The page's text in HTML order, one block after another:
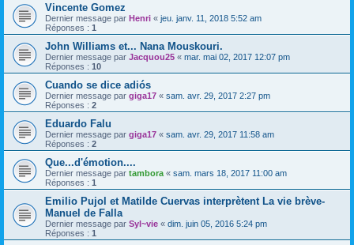
Vincente Gomez
Dernier message par Henri « jeu. janv. 11, 2018 5:52 am
Réponses : 1
John Williams et... Nana Mouskouri.
Dernier message par Jacquou25 « mar. mai 02, 2017 12:07 pm
Réponses : 10
Cuando se dice adiós
Dernier message par giga17 « sam. avr. 29, 2017 2:27 pm
Réponses : 2
Eduardo Falu
Dernier message par giga17 « sam. avr. 29, 2017 11:58 am
Réponses : 2
Que...d'émotion....
Dernier message par tambora « sam. mars 18, 2017 11:00 am
Réponses : 1
Emilio Pujol et Matilde Cuervas interprètent La vie brève-
Manuel de Falla
Dernier message par Syl~vie « dim. juin 05, 2016 5:24 pm
Réponses : 1